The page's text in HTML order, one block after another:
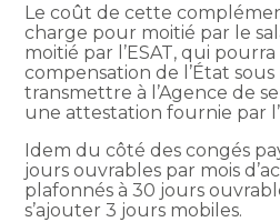
Le coût de cette
charge pour moitié par le
moitié par l’ESAT, qui
compensation de l’État
transmettre à l’Agence de
une attestation fournie par
Idem du côté des congés
jours ouvrables par mois
plafonnés à 30 jours
s’ajouter 3 jours mobiles.